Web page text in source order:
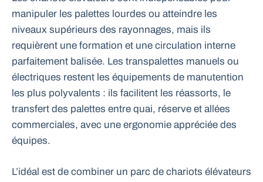
manipuler les palettes lourdes ou atteindre les
niveaux supérieurs des rayonnages, mais ils
requièrent une formation et une circulation interne
parfaitement balisée. Les transpalettes manuels ou
électriques restent les équipements de manutention
les plus polyvalents : ils facilitent les réassorts, le
transfert des palettes entre quai, réserve et allées
commerciales, avec une ergonomie appréciée des
équipes.
L’idéal est de combiner un parc de chariots élévateurs